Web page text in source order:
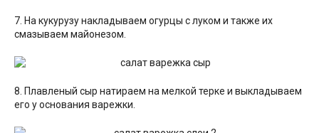
7. На кукурузу накладываем огурцы с луком и также их
смазываем майонезом.
8. Плавленый сыр натираем на мелкой терке и выкладываем
его у основания варежки.